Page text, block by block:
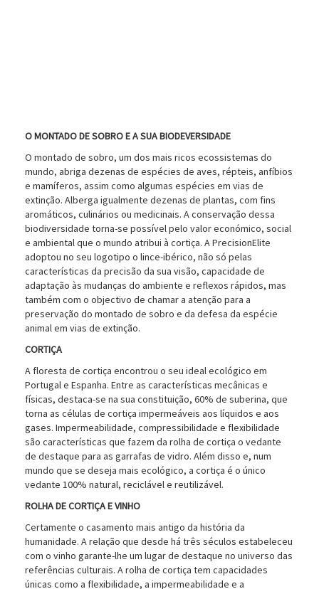
O MONTADO DE SOBRO E A SUA BIODEVERSIDADE
O montado de sobro, um dos mais ricos ecossistemas do
mundo, abriga dezenas de espécies de aves, répteis, anfíbios
e mamíferos, assim como algumas espécies em vias de
extinção. Alberga igualmente dezenas de plantas, com fins
aromáticos, culinários ou medicinais. A conservação dessa
biodiversidade torna-se possível pelo valor económico, social
e ambiental que o mundo atribui à cortiça. A PrecisionElite
adoptou no seu logotipo o lince-ibérico, não só pelas
características da precisão da sua visão, capacidade de
adaptação às mudanças do ambiente e reflexos rápidos, mas
também com o objectivo de chamar a atenção para a
preservação do montado de sobro e da defesa da espécie
animal em vias de extinção.
CORTIÇA
A floresta de cortiça encontrou o seu ideal ecológico em
Portugal e Espanha. Entre as características mecânicas e
físicas, destaca-se na sua constituição, 60% de suberina, que
torna as células de cortiça impermeáveis aos líquidos e aos
gases. Impermeabilidade, compressibilidade e flexibilidade
são características que fazem da rolha de cortiça o vedante
de destaque para as garrafas de vidro. Além disso e, num
mundo que se deseja mais ecológico, a cortiça é o único
vedante 100% natural, reciclável e reutilizável.
ROLHA DE CORTIÇA E VINHO
Certamente o casamento mais antigo da história da
humanidade. A relação que desde há três séculos estabeleceu
com o vinho garante-lhe um lugar de destaque no universo das
referências culturais. A rolha de cortiça tem capacidades
únicas como a flexibilidade, a impermeabilidade e a